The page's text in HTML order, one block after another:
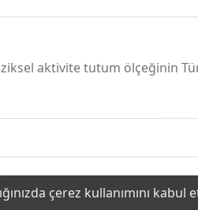
aktivite tutum ölçeğinin
çerez kullanımını kabul